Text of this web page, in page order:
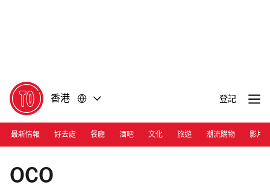
香港 登記
最新情報 好去處 餐廳 酒吧 文化 旅遊 潮流購物 影片
Photograph: Courtesy OCO
OCO